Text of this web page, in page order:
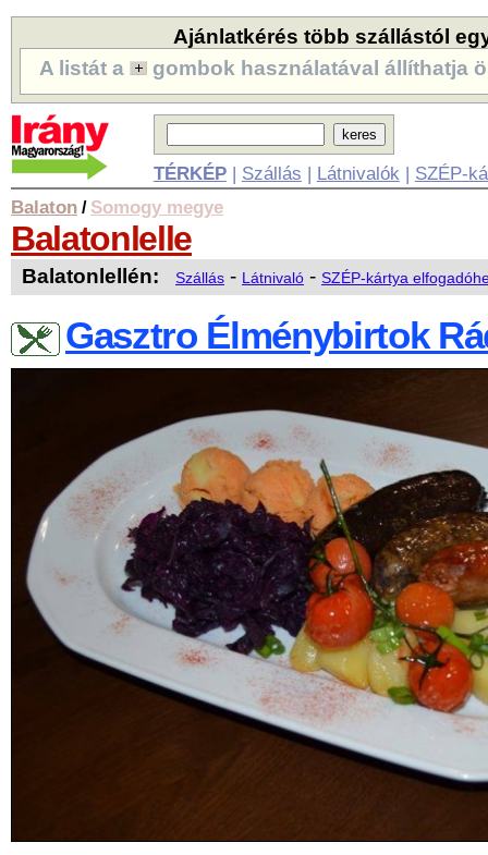
Ajánlatkérés több szállástól
A listát a
gombok használatával állíthatja
TÉRKÉP| Szállás | Látnivalók | SZÉP-
Balaton / Somogy megye
Balatonlelle
Balatonlellén: Szállás - Látnivaló - SZÉP-kártya
Gasztro Élménybirtok